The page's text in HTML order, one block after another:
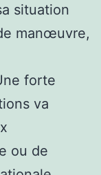
situation
manœuvre,
forte
va
ou de